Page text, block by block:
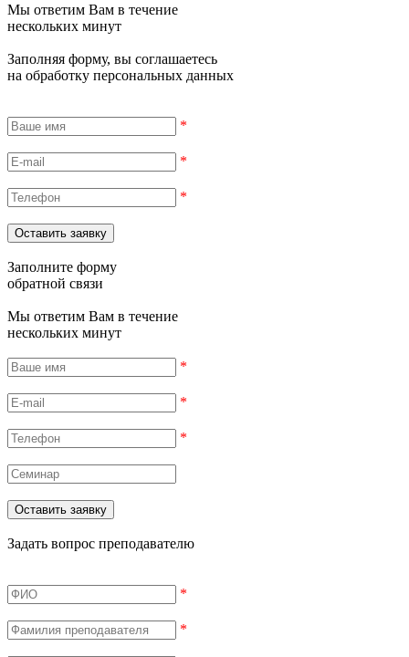
Мы ответим Вам в течение
нескольких минут
Заполняя форму, вы соглашаетесь
на обработку персональных данных
*
*
*
Заполните форму
обратной связи
Мы ответим Вам в течение
нескольких минут
*
*
*
Задать вопрос преподавателю
*
*